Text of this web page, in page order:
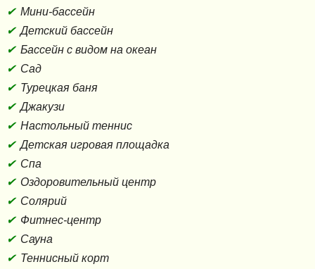
Мини-бассейн
Детский бассейн
Бассейн с видом на океан
Сад
Турецкая баня
Джакузи
Настольный теннис
Детская игровая площадка
Спа
Оздоровительный центр
Солярий
Фитнес-центр
Сауна
Теннисный корт